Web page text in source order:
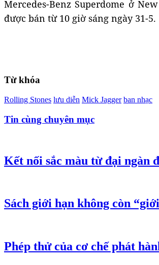
Mercedes-Benz Superdome ở
được bán từ 10 giờ sáng ngày 31-5.
Từ khóa
Rolling Stones lưu diễn Mick Jagger ban nhạc
Tin cùng chuyên mục
Kết nối sắc màu từ đại ngàn
Sách giới hạn không còn
Phép thử của cơ chế phát